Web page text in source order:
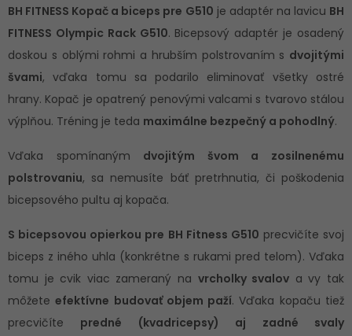
BH FITNESS Kopač a biceps pre G510 je adaptér na lavicu BH
FITNESS Olympic Rack G510. Bicepsový adaptér je osadený
doskou s oblými rohmi a hrubším polstrovaním s dvojitými
švami, vďaka tomu sa podarilo eliminovať všetky ostré
hrany. Kopač je opatrený penovými valcami s tvarovo stálou
výplňou. Tréning je teda maximálne bezpečný a pohodlný.
Vďaka spomínaným dvojitým švom a zosilnenému
polstrovaniu, sa nemusíte báť pretrhnutia, či poškodenia
bicepsového pultu aj kopača.
S bicepsovou opierkou pre BH Fitness G510 precvičíte svoj
biceps z iného uhla (konkrétne s rukami pred telom). Vďaka
tomu je cvik viac zameraný na vrcholky svalov a vy tak
môžeteefektívne budovať objem paží. Vďaka kopaču tiež
precvičíte predné (kvadricepsy) aj zadné svaly